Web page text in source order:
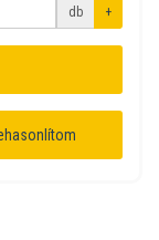
db +